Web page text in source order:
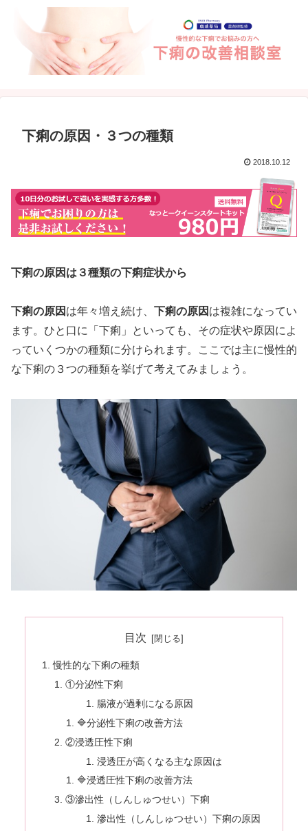
下痢の原因・３つの種類
2018.10.12
下痢の原因は３種類の下痢症状から
下痢の原因 は年々増え続け、 下痢の原因 は複雑になってい
ます。ひと口に「下痢」といっても、その症状や原因によ
っていくつかの種類に分けられます。ここでは主に慢性的
な下痢の３つの種類を挙げて考えてみましょう。
目次
慢性的な下痢の種類
①分泌性下痢
腸液が過剰になる原因
🔷分泌性下痢の改善方法
②浸透圧性下痢
浸透圧が高くなる主な原因は
🔷浸透圧性下痢の改善方法
③滲出性（しんしゅつせい）下痢
滲出性（しんしゅつせい）下痢の原因